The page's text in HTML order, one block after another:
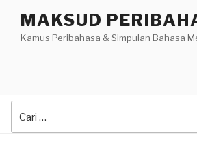
content
MAKSUD
Kamus Peribahasa & Simpulan Bahasa